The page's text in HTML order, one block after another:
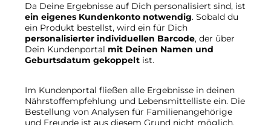
Da Deine Ergebnisse auf Dich personalisiert sind, ist
ein eigenes Kundenkonto notwendig. Sobald du
ein Produkt bestellst, wird ein für Dich
personalisierter individuellen Barcode, der über
Dein Kundenportal mit Deinen Namen und
Geburtsdatum gekoppelt ist.
Im Kundenportal fließen alle Ergebnisse in deinen
Nährstoffempfehlung und Lebensmittelliste ein. Die
Bestellung von Analysen für Familienangehörige
und Freunde ist aus diesem Grund nicht möglich.